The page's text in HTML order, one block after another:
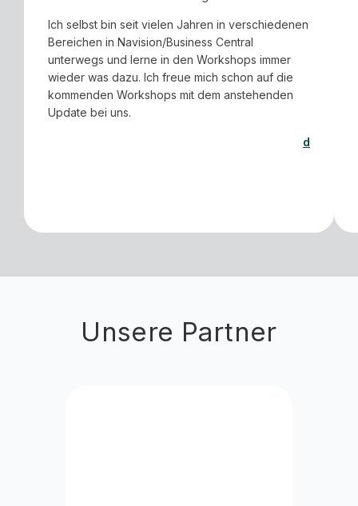
Ich selbst bin seit vielen Jahren in verschiedenen
Bereichen in Navision/Business Central
unterwegs und lerne in den Workshops immer
wieder was dazu. Ich freue mich schon auf die
kommenden Workshops mit dem anstehenden
Update bei uns.
d
Unsere Partner